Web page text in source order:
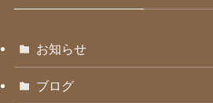
お知らせ
ブログ